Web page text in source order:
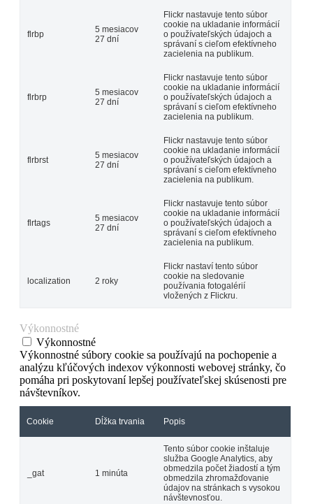
flrbp
5 mesiacov
27 dní
Flickr nastavuje tento súbor
cookie na ukladanie informácií
o používateľských údajoch a
správaní s cieľom efektívneho
zacielenia na publikum.
flrbrp
5 mesiacov
27 dní
Flickr nastavuje tento súbor
cookie na ukladanie informácií
o používateľských údajoch a
správaní s cieľom efektívneho
zacielenia na publikum.
flrbrst
5 mesiacov
27 dní
Flickr nastavuje tento súbor
cookie na ukladanie informácií
o používateľských údajoch a
správaní s cieľom efektívneho
zacielenia na publikum.
flrtags
5 mesiacov
27 dní
Flickr nastavuje tento súbor
cookie na ukladanie informácií
o používateľských údajoch a
správaní s cieľom efektívneho
zacielenia na publikum.
localization 2 roky
Flickr nastaví tento súbor
cookie na sledovanie
používania fotogalérií
vložených z Flickru.
Výkonnostné
Výkonnostné
Výkonnostné súbory cookie sa používajú na pochopenie a
analýzu kľúčových indexov výkonnosti webovej stránky, čo
pomáha pri poskytovaní lepšej používateľskej skúsenosti pre
návštevníkov.
Cookie Dĺžka trvania Popis
_gat 1 minúta
Tento súbor cookie inštaluje
služba Google Analytics, aby
obmedzila počet žiadostí a tým
obmedzila zhromažďovanie
údajov na stránkach s vysokou
návštevnosťou.